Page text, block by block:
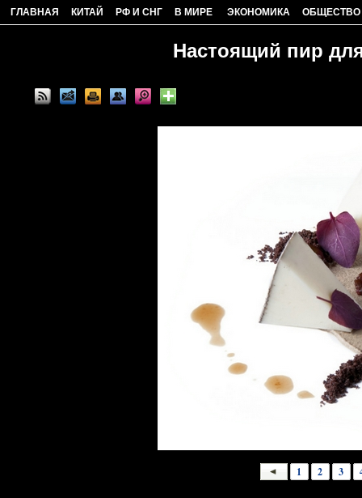
ГЛАВНАЯ КИТАЙ РФ И СНГ В МИРЕ ЭКОНОМИКА ОБЩЕСТВО
Настоящий пир для
1 2 3